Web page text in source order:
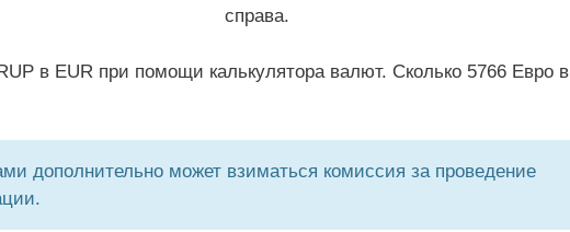
справа.
в EUR при помощи калькулятора валют. Сколько 5766 Евро в
дополнительно может взиматься комиссия за проведение